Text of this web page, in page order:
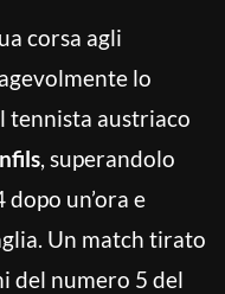
corsa agli
lo
tennista austriaco
, superandolo
un’ora e
Un match tirato
del numero 5 del